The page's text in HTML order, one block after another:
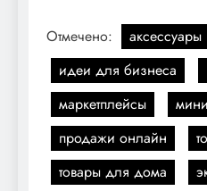
Отмечено: аксессуары
идеи для бизнеса
маркетплейсы
продажи онлайн
товары для дома